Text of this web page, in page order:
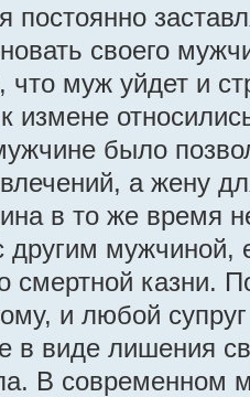
постоянно
своего
муж уйдет и
измене
было
а жену
в то же время
другим мужчиной,
смертной казни.
и любой
в виде лишения
В современном